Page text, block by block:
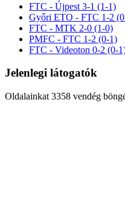
FTC - Újpest 3-1 (1-1)
Győri ETO - FTC 1-2
FTC - MTK 2-0 (1-0)
PMFC - FTC 1-2 (0-1)
FTC - Videoton 0-2 (0-
Jelenlegi látogatók
Oldalainkat 3358 vendég